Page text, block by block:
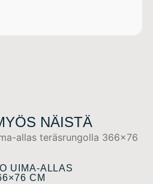
NÄISTÄ
UIMA-ALLAS
CM